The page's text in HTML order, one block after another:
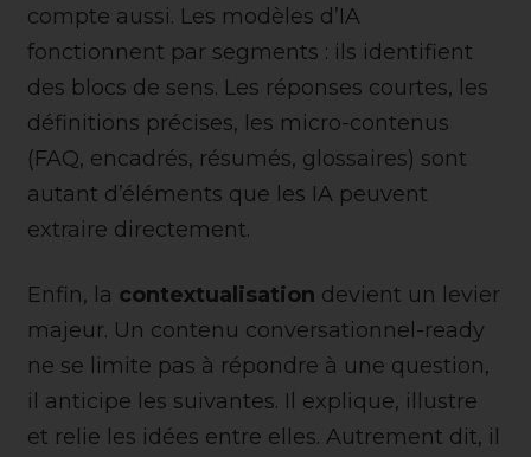
compte aussi. Les modèles d’IA
fonctionnent par segments : ils identifient
des blocs de sens. Les réponses courtes, les
définitions précises, les micro-contenus
(FAQ, encadrés, résumés, glossaires) sont
autant d’éléments que les IA peuvent
extraire directement.
Enfin, la contextualisation devient un levier
majeur. Un contenu conversationnel-ready
ne se limite pas à répondre à une question,
il anticipe les suivantes. Il explique, illustre
et relie les idées entre elles. Autrement dit, il